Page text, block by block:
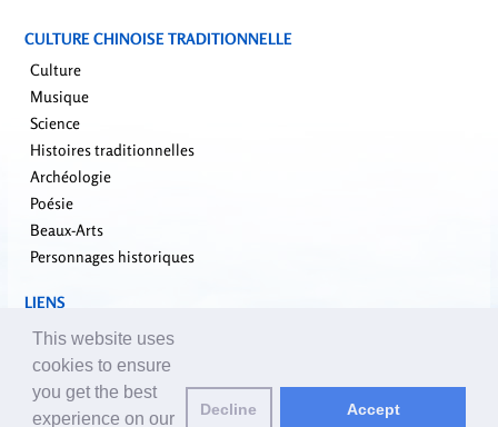
CULTURE CHINOISE TRADITIONNELLE
Culture
Musique
Science
Histoires traditionnelles
Archéologie
Poésie
Beaux-Arts
Personnages historiques
LIENS
falundafa.org
faluninfo.net
minghui.org
pureinsight.org
This website uses
cookies to ensure
you get the best
experience on our
Decline Accept